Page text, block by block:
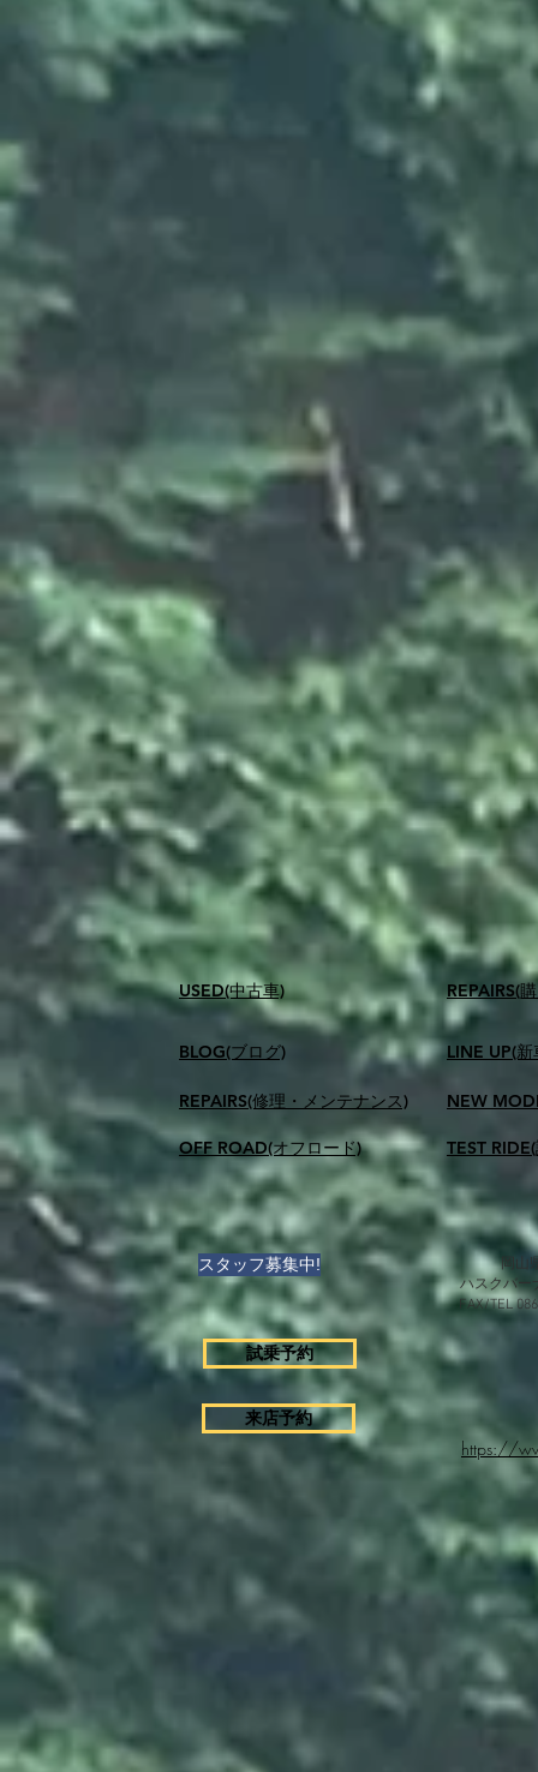
USED(中古車)
BLOG(ブログ)
REPAIRS(修理・メンテナンス)
OFF ROAD(オフロード)
​REPAIRS(
LINE UP(
NEW
TEST
スタッフ募集中!
試乗予約
来店予約
岡山
ハスクバー
FAX/TEL
https://